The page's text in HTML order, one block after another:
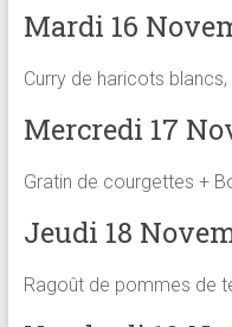
Mardi 16
Curry de haricots
Mercredi 17
Gratin de courgettes +
Jeudi 18
Ragoût de pommes de